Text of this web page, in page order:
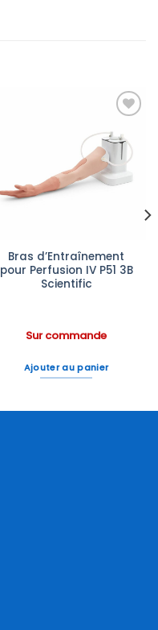
Ajouter
à la liste
d’envies
Bras d’Entraînement
pour Perfusion IV P51 3B
Scientific
Sur commande
Ajouter au panier